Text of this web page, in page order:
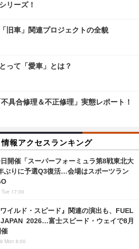
リーズ！
旧車」関連プロジェクトの全貌
って「愛車」とは？
具合修理＆不正修理」実態レポート！
報アクセスランキング
開催「スーパーフォーミュラ第8戦東北大
ぶりに予選Q3復活…会場はスポーツラン
17:00
イルド・スピード』関連の演出も、FUEL
2026…富士スピード・ウェイで8月
Mon 8:00